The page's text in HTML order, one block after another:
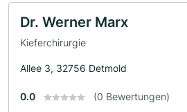
Dr. Werner Marx
Kieferchirurgie
Allee 3, 32756 Detmold
0.0 (0 Bewertungen)